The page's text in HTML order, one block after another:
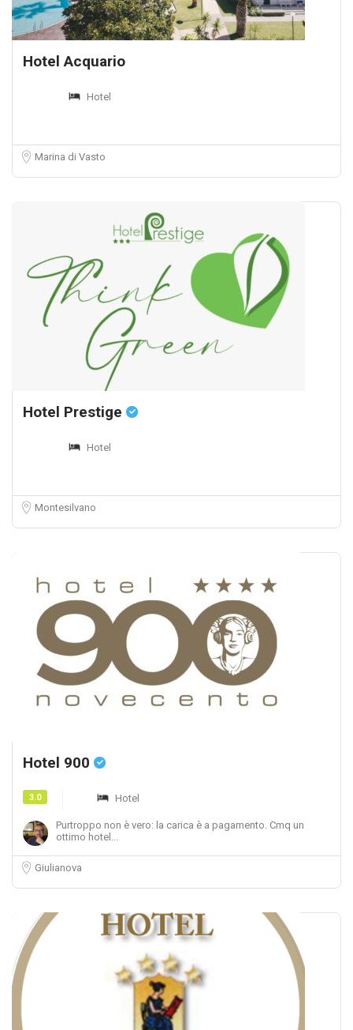
Hotel Acquario
Hotel
Marina di Vasto
Hotel Prestige
Hotel
Montesilvano
Hotel 900
3.0 Hotel
Purtroppo non è vero: la carica è a pagamento. Cmq un
ottimo hotel...
Giulianova